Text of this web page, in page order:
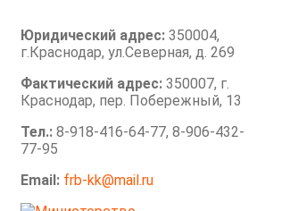
Юридический адрес: 350004,
г.Краснодар, ул.Северная, д. 269
Фактический адрес: 350007, г.
Краснодар, пер. Побережный, 13
Тел.: 8-918-416-64-77, 8-906-432-
77-95
Email: frb-kk@mail.ru